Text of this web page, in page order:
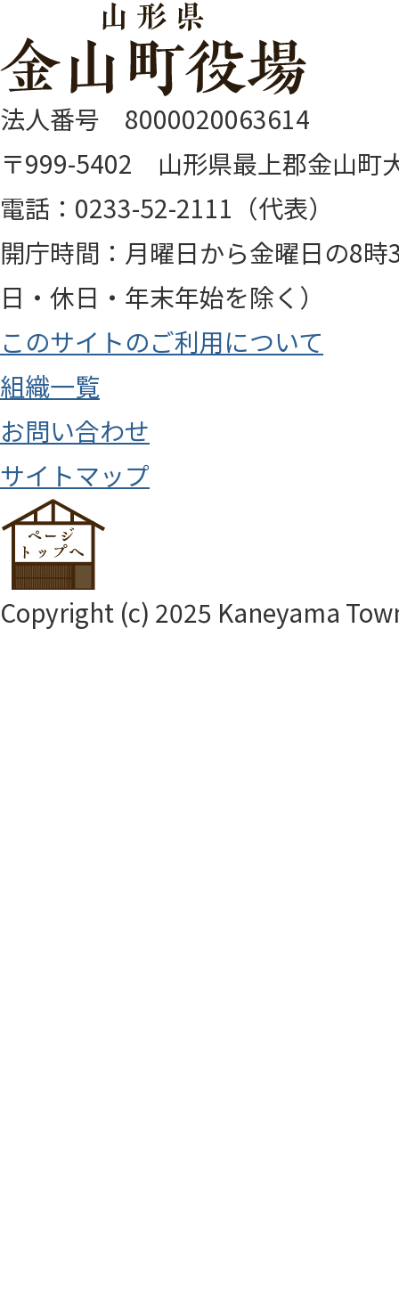
法人番号 8000020063614
〒999-5402 山形県最上郡金山町
電話：0233-52-2111（代表）
開庁時間：月曜日から金曜日の8
日・休日・年末年始を除く）
このサイトのご利用について
組織一覧
お問い合わせ
サイトマップ
Copyright (c) 2025 Kaneyama